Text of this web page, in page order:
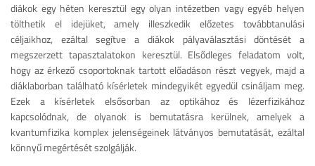
diákok egy héten keresztül egy olyan intézetben vagy egyéb helyen
tölthetik el idejüket, amely illeszkedik előzetes továbbtanulási
céljaikhoz, ezáltal segítve a diákok pályaválasztási döntését a
megszerzett tapasztalatokon keresztül. Elsődleges feladatom volt,
hogy az érkező csoportoknak tartott előadáson részt vegyek, majd a
diáklaborban található kísérletek mindegyikét egyedül csináljam meg.
Ezek a kísérletek elsősorban az optikához és lézerfizikához
kapcsolódnak, de olyanok is bemutatásra kerülnek, amelyek a
kvantumfizika komplex jelenségeinek látványos bemutatását, ezáltal
könnyű megértését szolgálják.